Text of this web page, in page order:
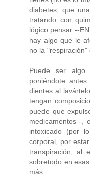
diabetes, que
tratando con
lógico pensar --
hay algo que le
no la "respiración"
Puede ser
poniéndote
dientes al
tengan
puede que
medicamentos--,
intoxicado (por
corporal, por
transpiración, al
sobretodo en
más.